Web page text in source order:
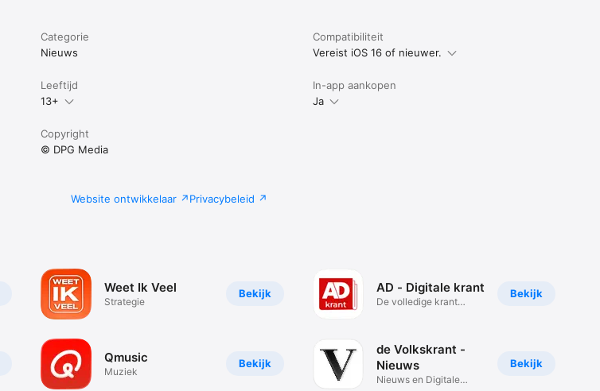
Categorie
Nieuws
Compatibiliteit
Vereist iOS 16 of nieuwer.
Leeftijd
13+
In-app aankopen
Ja
Copyright
© DPG Media
Website ontwikkelaar Privacybeleid
Bekijk
Weet Ik Veel
Strategie
Bekijk
Qmusic
Muziek
Bekijk
AD - Digitale krant
De volledige krant
Bekijk
de Volkskrant -
Nieuws
Nieuws en Digitale